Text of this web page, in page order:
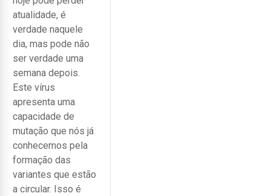
atualidade, é
verdade naquele
dia, mas pode não
ser verdade uma
semana depois.
Este vírus
apresenta uma
capacidade de
mutação que nós já
conhecemos pela
formação das
variantes que estão
a circular. Isso é